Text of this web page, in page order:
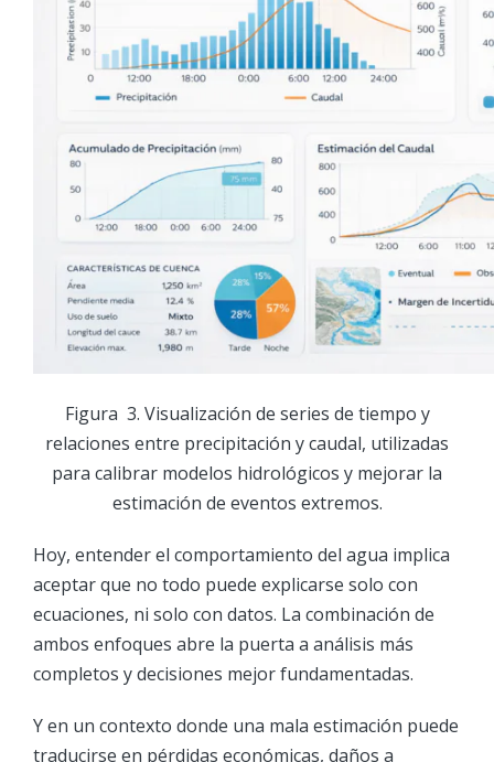
Figura 3. Visualización de series de tiempo y
relaciones entre precipitación y caudal, utilizadas
para calibrar modelos hidrológicos y mejorar la
estimación de eventos extremos.
Hoy, entender el comportamiento del agua implica
aceptar que no todo puede explicarse solo con
ecuaciones, ni solo con datos. La combinación de
ambos enfoques abre la puerta a análisis más
completos y decisiones mejor fundamentadas.
Y en un contexto donde una mala estimación puede
traducirse en pérdidas económicas, daños a